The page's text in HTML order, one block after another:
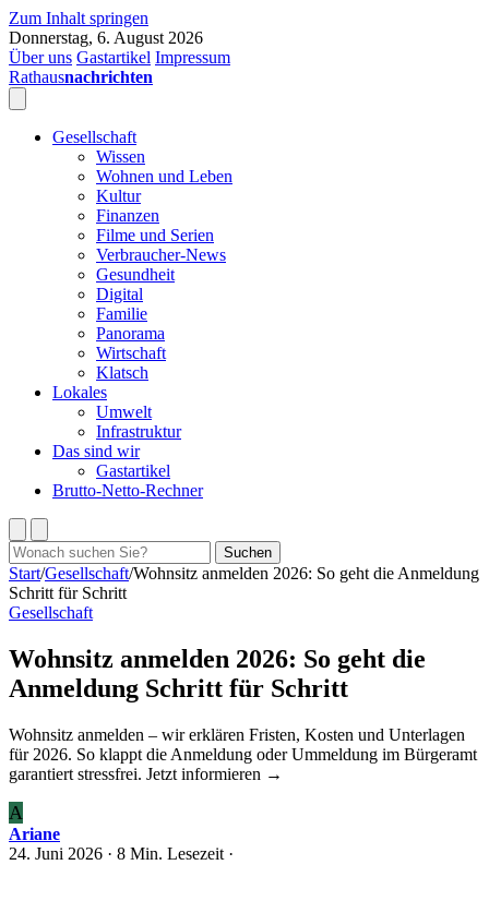
Zum Inhalt springen
Donnerstag, 6. August 2026
Über uns Gastartikel Impressum
Rathausnachrichten
Gesellschaft
Wissen
Wohnen und Leben
Kultur
Finanzen
Filme und Serien
Verbraucher-News
Gesundheit
Digital
Familie
Panorama
Wirtschaft
Klatsch
Lokales
Umwelt
Infrastruktur
Das sind wir
Gastartikel
Brutto-Netto-Rechner
Suchen
nach:
Suchen
Start/Gesellschaft/Wohnsitz anmelden 2026: So geht die Anmeldung
Schritt für Schritt
Gesellschaft
Wohnsitz anmelden 2026: So geht die
Anmeldung Schritt für Schritt
Wohnsitz anmelden – wir erklären Fristen, Kosten und Unterlagen
für 2026. So klappt die Anmeldung oder Ummeldung im Bürgeramt
garantiert stressfrei. Jetzt informieren →
A
Ariane
24. Juni 2026 · 8 Min. Lesezeit ·